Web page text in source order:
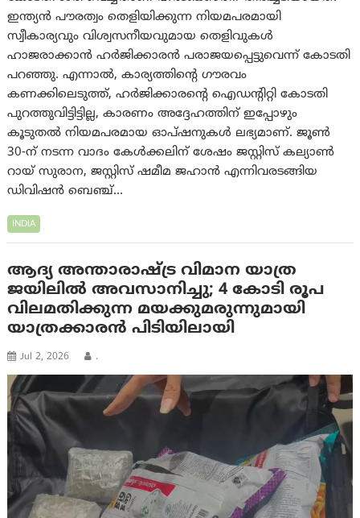
ഇന്ത്യൻ പൗരത്വം തെളിയിക്കുന്ന നിയമപരമായി
സ്വീകാര്യവും വിശ്വസനീയവുമായ തെളിവുകൾ
ഹാജരാക്കാൻ ഹർജിക്കാരൻ പരാജയപ്പെട്ടുവെന്ന് കോടതി
പറഞ്ഞു. എന്നാല്‍, കാര്യത്തിന്റെ ഗൗരവം
കണക്കിലെടുത്ത്, ഹർജിക്കാരന്റെ ഐഡന്റിറ്റി കോടതി
പുറത്തുവിട്ടിട്ടില്ല, കാരണം അദ്ദേഹത്തിന് ഇപ്പോഴും
കൂടുതൽ നിയമപരമായ ഓപ്ഷനുകൾ ലഭ്യമാണ്. ജൂൺ
30-ന് നടന്ന വാദം കേൾക്കലിന് ശേഷം ജസ്റ്റിസ് കല്യാൺ
റായ് സുരാന, ജസ്റ്റിസ് ഷമീമ ജഹാൻ എന്നിവരടങ്ങിയ
ഡിവിഷൻ ബെഞ്ച്…
INDIA
ആദ്യ അന്താരാഷ്ട്ര വിമാന യാത്ര
ജയിലില്‍ അവസാനിച്ചു; 4 കോടി രൂപ
വിലമതിക്കുന്ന മയക്കുമരുന്നുമായി
യാത്രക്കാരന്‍ പിടിയിലായി
Jul 2, 2026 .